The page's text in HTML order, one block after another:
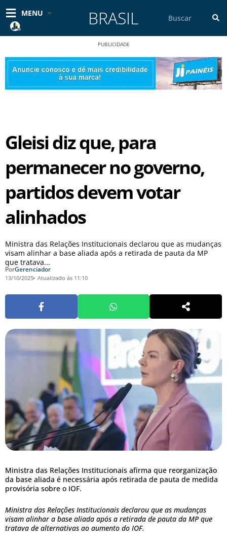
para
conteúdo
MENU BRASIL
PUBLICIDADE
Gleisi diz que, para
permanecer no governo,
partidos devem votar
alinhados
Ministra das Relações Institucionais declarou que as mudanças
visam alinhar a base aliada após a retirada de pauta da MP
que tratava...
PorGerenciador
13/10/2025 Atualizado às 11:10
Ministra das Relações Institucionais afirma que reorganização
da base aliada é necessária após retirada de pauta de medida
provisória sobre o IOF.
Ministra das Relações Institucionais declarou que as mudanças
visam alinhar a base aliada após a retirada de pauta da MP que
tratava de alternativas ao aumento do IOF.